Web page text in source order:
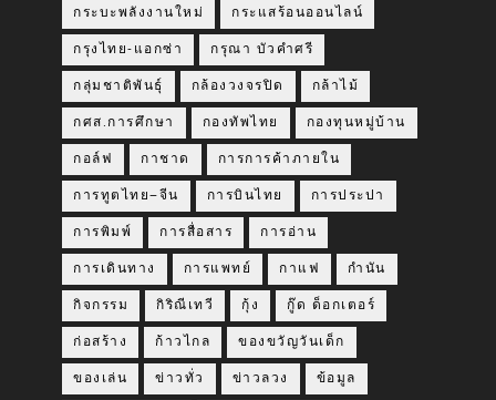
กระบะพลังงานใหม่ กระแสร้อนออนไลน์
กรุงไทย-แอกซ่า กรุณา บัวคำศรี
กลุ่มชาติพันธุ์ กล้องวงจรปิด กล้าไม้
กศส.การศึกษา กองทัพไทย กองทุนหมู่บ้าน
กอล์ฟ กาชาด การการค้าภายใน
การทูตไทย–จีน การบินไทย การประปา
การพิมพ์ การสื่อสาร การอ่าน
การเดินทาง การแพทย์ กาแฟ กำนัน
กิจกรรม กิริณีเทวี กุ้ง กู๊ด ด็อกเตอร์
ก่อสร้าง ก้าวไกล ของขวัญวันเด็ก
ของเล่น ข่าวทั่ว ข่าวลวง ข้อมูล